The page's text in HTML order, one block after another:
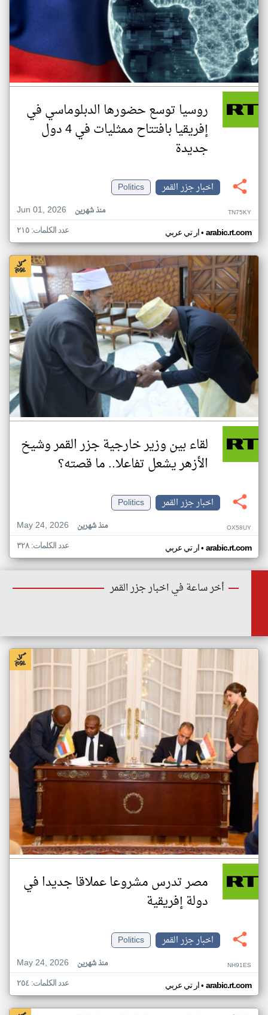
روسيا توسع حضورها الدبلوماسي في
إفريقيا بافتتاح ممثليات في 4 دول
جديدة
اخبار جزر القمر
Politics
Jun 01, 2026
منذ شهرين TN75KY
ار تي عربي• arabic.rt.com عدد الكلمات: ٢١٥
لقاء بين وزير خارجية جزر القمر وشيخ
الأزهر يشعل تفاعلا.. ما قصته؟
اخبار جزر القمر
Politics
May 24, 2026
منذ شهرين OX58UY
ار تي عربي• arabic.rt.com عدد الكلمات: ٣٢٨
أخر ساعة في اخبار جزر القمر
مصر تدرس مشروعا عملاقا جديدا في
دولة إفريقية
اخبار جزر القمر
Politics
May 24, 2026
منذ شهرين NH91ES
ار تي عربي• arabic.rt.com عدد الكلمات: ٢٥٤